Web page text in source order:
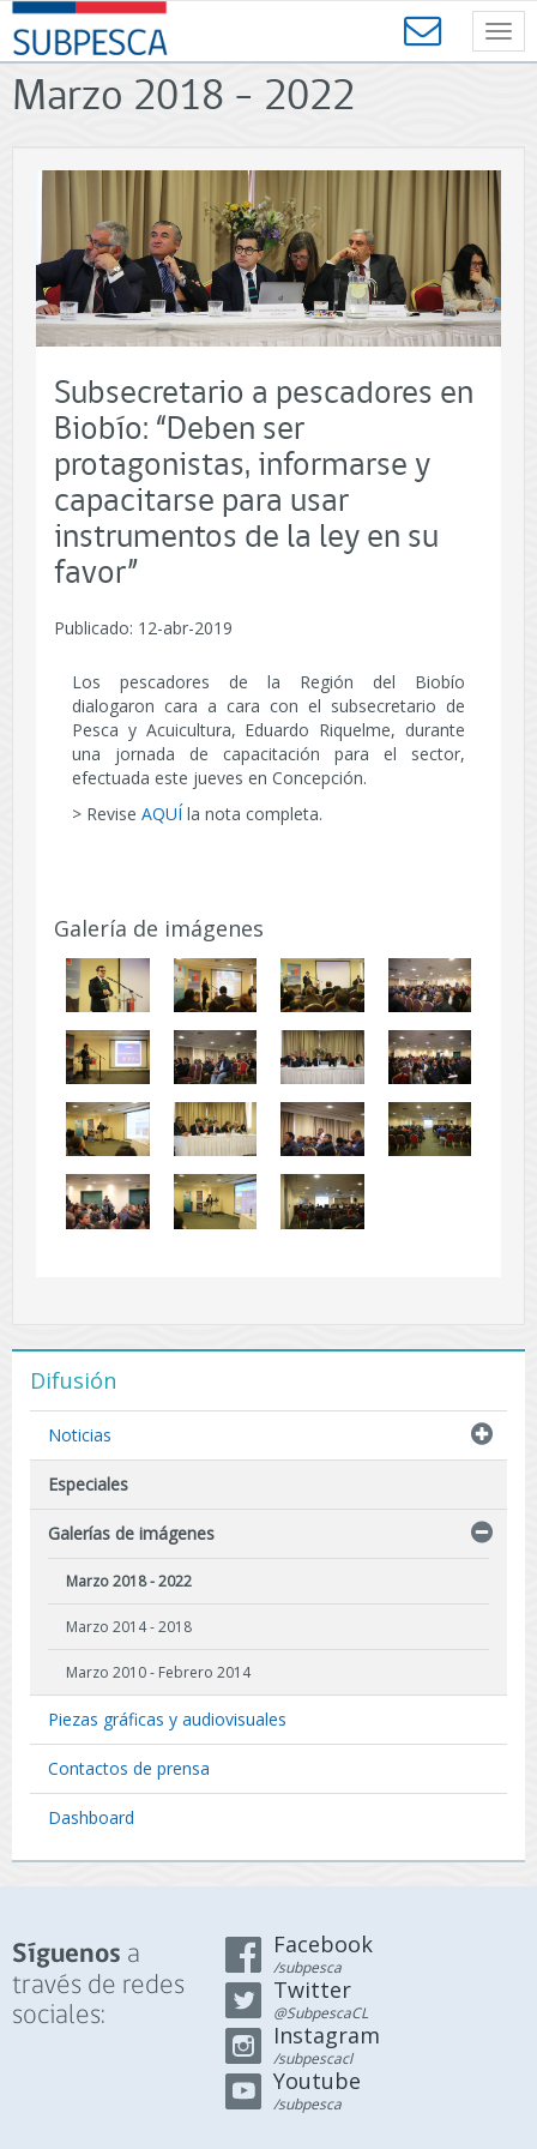
Contenido
principal
SUBPESCA
-
Subsecretaría
de
Acuicultura
Gobierno
de
Chile
Marzo 2018 - 2022
Subsecretario a pescadores en
Biobío: “Deben ser
protagonistas, informarse y
capacitarse para usar
instrumentos de la ley en su
favor”
Publicado: 12-abr-2019
Los pescadores de la Región del Biobío
dialogaron cara a cara con el subsecretario de
Pesca y Acuicultura, Eduardo Riquelme, durante
una jornada de capacitación para el sector,
efectuada este jueves en Concepción.
> Revise AQUÍ la nota completa.
Galería de imágenes
Difusión
Noticias
Especiales
Galerías de imágenes
Marzo 2018 - 2022
Marzo 2014 - 2018
Marzo 2010 - Febrero 2014
Piezas gráficas y audiovisuales
Contactos de prensa
Dashboard
Síguenos a
través de redes
sociales:
Facebook
/subpesca
Twitter
@SubpescaCL
Instagram
/subpescacl
Youtube
/subpesca